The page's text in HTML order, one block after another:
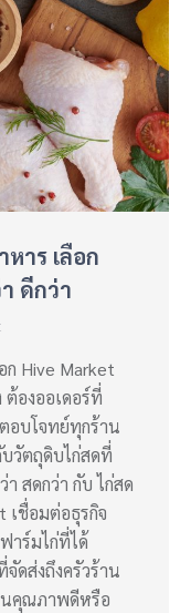
หาร เลือก
ดีกว่า
ก Hive Market
ต้องออเดอร์ที่
บโจทย์ทุกร้าน
วัตถุดิบไก่สดที่
สดกว่า กับ ไก่สด
เชื่อมต่อธุรกิจ
าร์มไก่ที่ได้
ดส่งถึงครัวร้าน
คุณภาพดีหรือ